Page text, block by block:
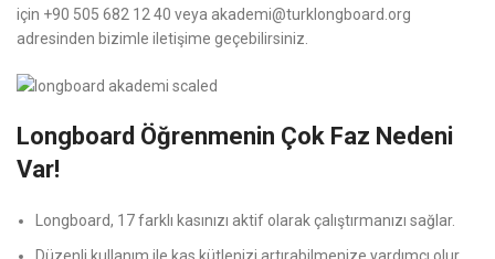
için +90 505 682 12 40 veya akademi@turklongboard.org
adresinden bizimle iletişime geçebilirsiniz.
Longboard Öğrenmenin Çok Faz Nedeni
Var!
Longboard, 17 farklı kasınızı aktif olarak çalıştırmanızı sağlar.